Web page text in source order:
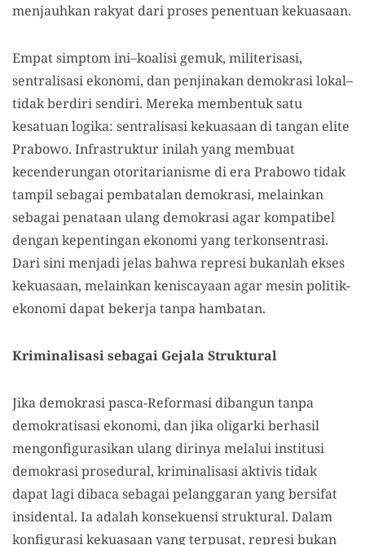
menjauhkan rakyat dari proses penentuan kekuasaan.
Empat simptom ini–koalisi gemuk, militerisasi,
sentralisasi ekonomi, dan penjinakan demokrasi lokal–
tidak berdiri sendiri. Mereka membentuk satu
kesatuan logika: sentralisasi kekuasaan di tangan elite
Prabowo. Infrastruktur inilah yang membuat
kecenderungan otoritarianisme di era Prabowo tidak
tampil sebagai pembatalan demokrasi, melainkan
sebagai penataan ulang demokrasi agar kompatibel
dengan kepentingan ekonomi yang terkonsentrasi.
Dari sini menjadi jelas bahwa represi bukanlah ekses
kekuasaan, melainkan keniscayaan agar mesin politik-
ekonomi dapat bekerja tanpa hambatan.
Kriminalisasi sebagai Gejala Struktural
Jika demokrasi pasca-Reformasi dibangun tanpa
demokratisasi ekonomi, dan jika oligarki berhasil
mengonfigurasikan ulang dirinya melalui institusi
demokrasi prosedural, kriminalisasi aktivis tidak
dapat lagi dibaca sebagai pelanggaran yang bersifat
insidental. Ia adalah konsekuensi struktural. Dalam
konfigurasi kekuasaan yang terpusat, represi bukan